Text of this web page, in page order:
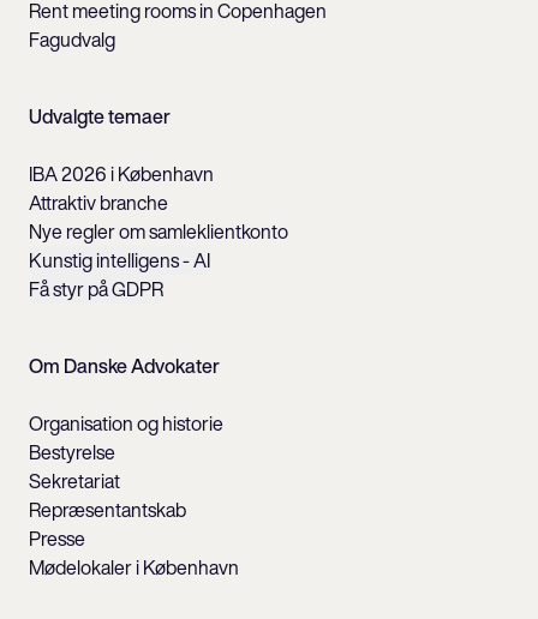
Rent meeting rooms in Copenhagen
Fagudvalg
Udvalgte temaer
IBA 2026 i København
Attraktiv branche
Nye regler om samleklientkonto
Kunstig intelligens - AI
Få styr på GDPR
Om Danske Advokater
Organisation og historie
Bestyrelse
Sekretariat
Repræsentantskab
Presse
Mødelokaler i København